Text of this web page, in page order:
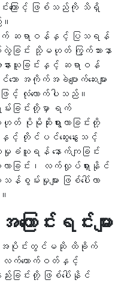
ကြောင့် ဖြစ်သည်ကို သိရှိ
က် ဆရာဝန်နှင့် ပြသရန်
င်း သို့မဟုတ် ကြွက်သားနာ
ားယူခြင်းနှင့် ဆရာဝန်
အကိုက်အခဲပျောက်ဆေးများ
ဖြင့် လုံလောက်ပါသည်။
းခြင်းတို့မှာ ရက်
ပိုမိုဆိုးရွားလာခြင်းတို့
င်သူနှင့် တိုင်ပင်ဆွေးနွေးသင့်
မှုခံယူရန် နောက်ကျခြင်း
လာခြင်း၊ လက်လှုပ်ရှားနိုင်
န်စွမ်းမှုများ ဖြစ်ပေါ်လာ
ြောင်းရင်းများ
ပိုင်းတွင်မဆို ထိခိုက်
လက်ကောက်ဝတ်နှင့်
းခြင်းတို့ ဖြစ်ပေါ်နိုင်